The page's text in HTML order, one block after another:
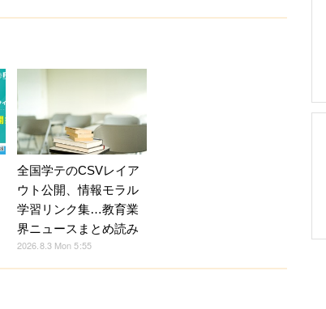
全国学テのCSVレイア
ウト公開、情報モラル
学習リンク集…教育業
界ニュースまとめ読み
2026.8.3 Mon 5:55